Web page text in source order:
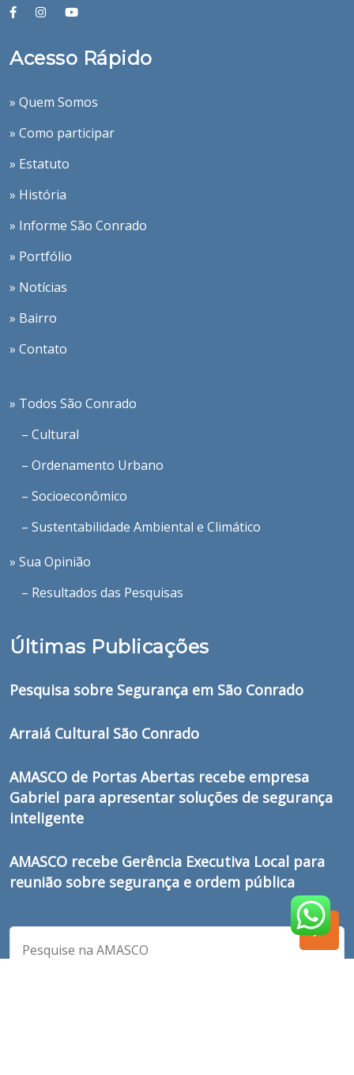
Acesso Rápido
» Quem Somos
» Como participar
» Estatuto
» História
» Informe São Conrado
» Portfólio
» Notícias
» Bairro
» Contato
» Todos São Conrado
– Cultural
– Ordenamento Urbano
– Socioeconômico
– Sustentabilidade Ambiental e Climático
» Sua Opinião
– Resultados das Pesquisas
Últimas Publicações
Pesquisa sobre Segurança em São Conrado
Arraiá Cultural São Conrado
AMASCO de Portas Abertas recebe empresa
Gabriel para apresentar soluções de segurança
inteligente
AMASCO recebe Gerência Executiva Local para
reunião sobre segurança e ordem pública